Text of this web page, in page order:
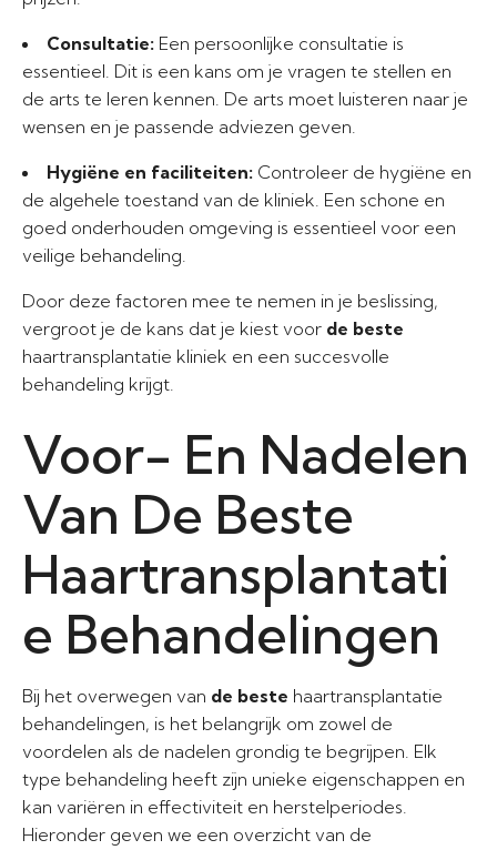
Consultatie: Een persoonlijke consultatie is
essentieel. Dit is een kans om je vragen te stellen en
de arts te leren kennen. De arts moet luisteren naar je
wensen en je passende adviezen geven.
Hygiëne en faciliteiten: Controleer de hygiëne en
de algehele toestand van de kliniek. Een schone en
goed onderhouden omgeving is essentieel voor een
veilige behandeling.
Door deze factoren mee te nemen in je beslissing,
vergroot je de kans dat je kiest voor de beste
haartransplantatie kliniek en een succesvolle
behandeling krijgt.
Voor- En Nadelen
Van De Beste
Haartransplantati
e Behandelingen
Bij het overwegen van de beste haartransplantatie
behandelingen, is het belangrijk om zowel de
voordelen als de nadelen grondig te begrijpen. Elk
type behandeling heeft zijn unieke eigenschappen en
kan variëren in effectiviteit en herstelperiodes.
Hieronder geven we een overzicht van de